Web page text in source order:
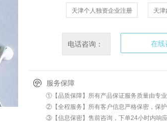
天津个人独资企业注册 天津
在线
服务保障
①【品质保障】所有产品保证服务质量由专业
②【全程服务】所有客户信息严格保密，保护
③【信息保密】售前咨询，下单24小时内响